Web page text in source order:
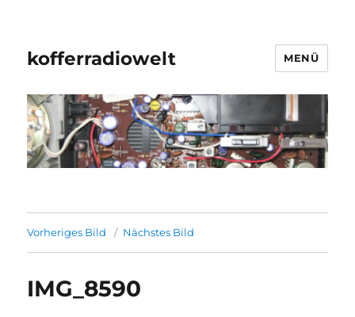
kofferradiowelt MENÜ
Vorheriges Bild Nächstes Bild
IMG_8590